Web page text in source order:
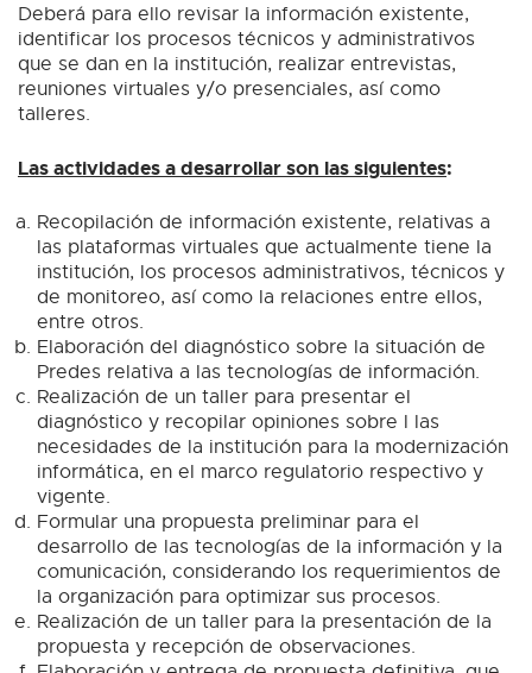
Deberá para ello revisar la información existente,
identificar los procesos técnicos y administrativos
que se dan en la institución, realizar entrevistas,
reuniones virtuales y/o presenciales, así como
talleres.
Las actividades a desarrollar son las siguientes:
Recopilación de información existente, relativas a
las plataformas virtuales que actualmente tiene la
institución, los procesos administrativos, técnicos y
de monitoreo, así como la relaciones entre ellos,
entre otros.
Elaboración del diagnóstico sobre la situación de
Predes relativa a las tecnologías de información.
Realización de un taller para presentar el
diagnóstico y recopilar opiniones sobre l las
necesidades de la institución para la modernización
informática, en el marco regulatorio respectivo y
vigente.
Formular una propuesta preliminar para el
desarrollo de las tecnologías de la información y la
comunicación, considerando los requerimientos de
la organización para optimizar sus procesos.
Realización de un taller para la presentación de la
propuesta y recepción de observaciones.